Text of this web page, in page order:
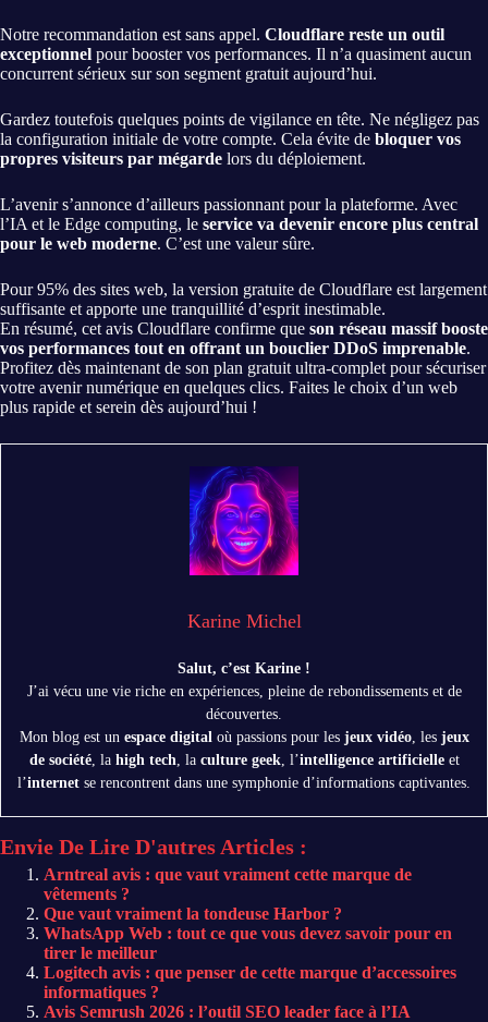
Notre recommandation est sans appel. Cloudflare reste un outil
exceptionnel pour booster vos performances. Il n’a quasiment aucun
concurrent sérieux sur son segment gratuit aujourd’hui.
Gardez toutefois quelques points de vigilance en tête. Ne négligez pas
la configuration initiale de votre compte. Cela évite de bloquer vos
propres visiteurs par mégarde lors du déploiement.
L’avenir s’annonce d’ailleurs passionnant pour la plateforme. Avec
l’IA et le Edge computing, le service va devenir encore plus central
pour le web moderne. C’est une valeur sûre.
Pour 95% des sites web, la version gratuite de Cloudflare est largement
suffisante et apporte une tranquillité d’esprit inestimable.
En résumé, cet avis Cloudflare confirme que son réseau massif booste
vos performances tout en offrant un bouclier DDoS imprenable.
Profitez dès maintenant de son plan gratuit ultra-complet pour sécuriser
votre avenir numérique en quelques clics. Faites le choix d’un web
plus rapide et serein dès aujourd’hui !
Karine Michel
Salut, c’est Karine !
J’ai vécu une vie riche en expériences, pleine de rebondissements et de
découvertes.
Mon blog est un espace digitaloù passions pour les jeux vidéo, les jeux
de société, la high tech, la culture geek, l’intelligence artificielleet
l’internet se rencontrent dans une symphonie d’informations captivantes.
Envie De Lire D'autres Articles :
Arntreal avis : que vaut vraiment cette marque de
vêtements ?
Que vaut vraiment la tondeuse Harbor ?
WhatsApp Web : tout ce que vous devez savoir pour en
tirer le meilleur
Logitech avis : que penser de cette marque d’accessoires
informatiques ?
Avis Semrush 2026 : l’outil SEO leader face à l’IA